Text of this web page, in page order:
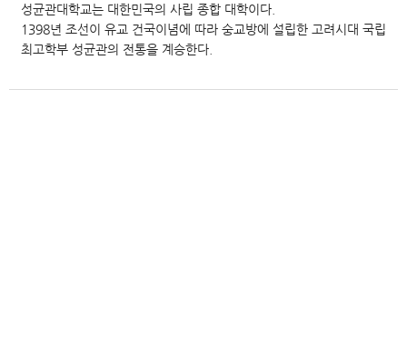
성균관대학교는 대한민국의 사립 종합 대학이다.
1398년 조선이 유교 건국이념에 따라 숭교방에 설립한 고려시대 국립
최고학부 성균관의 전통을 계승한다.